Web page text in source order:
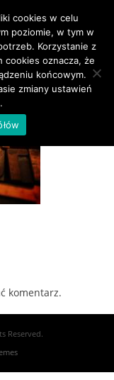
komentarz.
Reserved.
cookies w celu
poziomie, w tym w
Korzystanie z
cookies oznacza, że
końcowym.
zmiany ustawień